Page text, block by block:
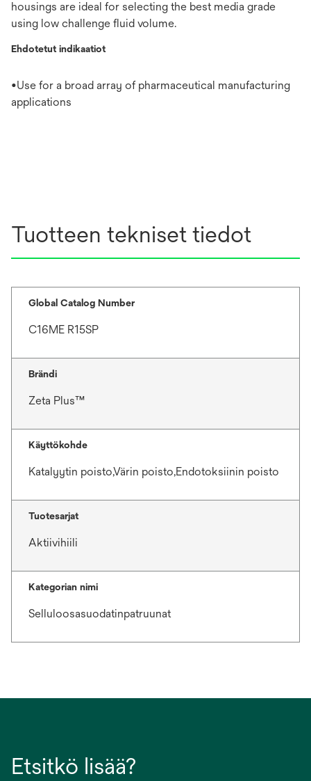
housings are ideal for selecting the best media grade
using low challenge fluid volume.
Ehdotetut indikaatiot
•Use for a broad array of pharmaceutical manufacturing
applications
Tuotteen tekniset tiedot
Global Catalog Number
C16ME R15SP
Brändi
Zeta Plus™
Käyttökohde
Katalyytin poisto,Värin poisto,Endotoksiinin poisto
Tuotesarjat
Aktiivihiili
Kategorian nimi
Selluloosasuodatinpatruunat
Etsitkö lisää?